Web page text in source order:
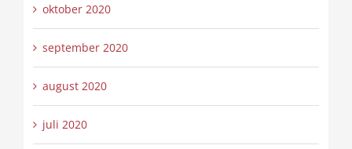
oktober 2020
september 2020
august 2020
juli 2020